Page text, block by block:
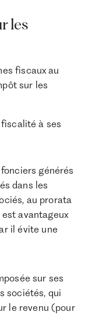
les
fiscaux au
sur les
à ses
générés
dans les
au prorata
avantageux
il évite une
sur ses
sociétés, qui
le revenu (pour